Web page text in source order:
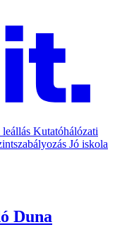
leállás Kutatóhálózati
Jó iskola
Duna